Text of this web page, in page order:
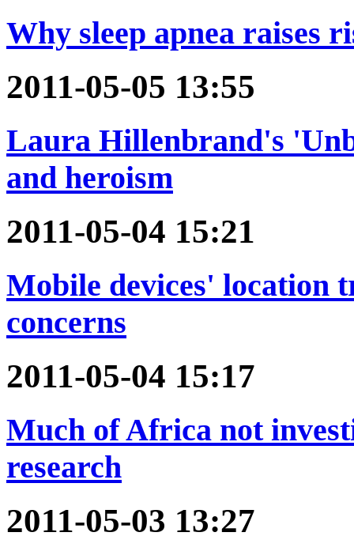
Why sleep apnea raises
2011-05-05 13:55
Laura Hillenbrand's
and heroism
2011-05-04 15:21
Mobile devices' location
concerns
2011-05-04 15:17
Much of Africa not
research
2011-05-03 13:27